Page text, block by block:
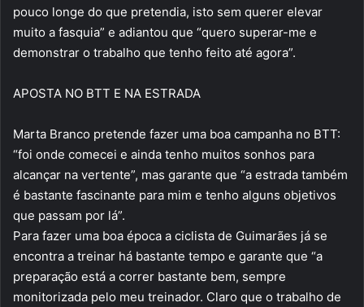
pouco longe do que pretendia, isto sem querer elevar
muito a fasquia” e adiantou que “quero superar-me e
demonstrar o trabalho que tenho feito até agora”.
APOSTA NO BTT E NA ESTRADA
Marta Branco pretende fazer uma boa campanha no BTT:
“foi onde comecei e ainda tenho muitos sonhos para
alcançar na vertente”, mas garante que “a estrada também
é bastante fascinante para mim e tenho alguns objetivos
que passam por lá”.
Para fazer uma boa época a ciclista de Guimarães já se
encontra a treinar há bastante tempo e garante que “a
preparação está a correr bastante bem, sempre
monitorizada pelo meu treinador. Claro que o trabalho de